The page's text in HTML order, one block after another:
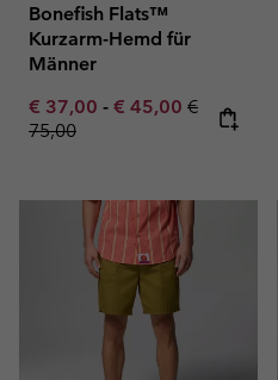
Bonefish Flats™
Kurzarm-Hemd für
Männer
Minimum sale price:
€ 37,00 - Maximum sale
€ 45,00 Regular
€
75,00